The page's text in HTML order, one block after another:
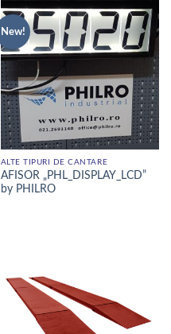
New!
ALTE TIPURI DE CANTARE
AFISOR „PHL_DISPLAY_LCD”
by PHILRO